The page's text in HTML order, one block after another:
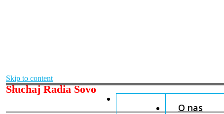
Skip to content
Słuchaj Radia Sovo
O nas